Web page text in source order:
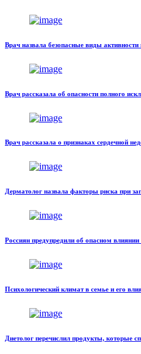
Врач назвала безопасные виды
Врач рассказала об опасности полного
Врач рассказала о признаках сердечной
Дерматолог назвала факторы риска при
Россиян предупредили об опасном
Психологический климат в семье и его
Диетолог перечислил продукты, которые